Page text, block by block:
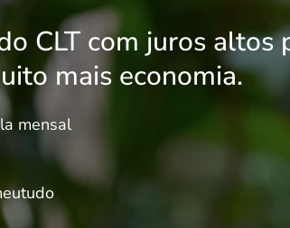
CLT com juros altos
mais economia.
mensal